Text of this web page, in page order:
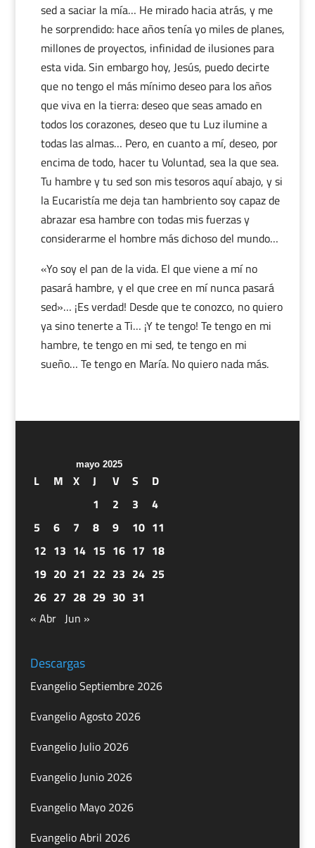
sed a saciar la mía… He mirado hacia atrás, y me
he sorprendido: hace años tenía yo miles de planes,
millones de proyectos, infinidad de ilusiones para
esta vida. Sin embargo hoy, Jesús, puedo decirte
que no tengo el más mínimo deseo para los años
que viva en la tierra: deseo que seas amado en
todos los corazones, deseo que tu Luz ilumine a
todas las almas… Pero, en cuanto a mí, deseo, por
encima de todo, hacer tu Voluntad, sea la que sea.
Tu hambre y tu sed son mis tesoros aquí abajo, y si
la Eucaristía me deja tan hambriento soy capaz de
abrazar esa hambre con todas mis fuerzas y
considerarme el hombre más dichoso del mundo…
«Yo soy el pan de la vida. El que viene a mí no
pasará hambre, y el que cree en mí nunca pasará
sed»… ¡Es verdad! Desde que te conozco, no quiero
ya sino tenerte a Ti… ¡Y te tengo! Te tengo en mi
hambre, te tengo en mi sed, te tengo en mi
sueño… Te tengo en María. No quiero nada más.
mayo 2025
L M X J V S
D
1
2 3
4
5
6 7 8 9 10 11
12 13 14 15 16 17 18
19 20 21 22 23 24 25
26 27 28 29 30 31
« Abr Jun »
Descargas
Evangelio Septiembre 2026
Evangelio Agosto 2026
Evangelio Julio 2026
Evangelio Junio 2026
Evangelio Mayo 2026
Evangelio Abril 2026